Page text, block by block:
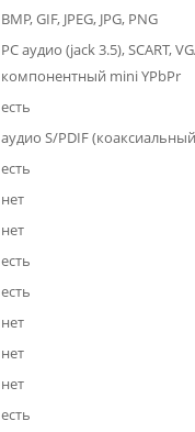
BMP, GIF, JPEG, JPG, PNG
PC аудио (jack 3.5), SCART,
компонентный mini YPbPr
есть
аудио S/PDIF
есть
нет
нет
есть
есть
нет
нет
нет
есть